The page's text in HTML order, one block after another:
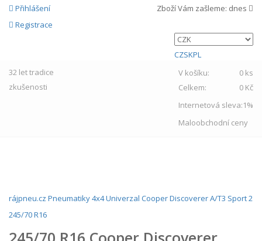
Přihlášení
Registrace
Zboží Vám zašleme: dnes
CZSKPL
32 lettradice
zkušenosti
V košíku:
0 ks
Celkem:
0 Kč
Internetová sleva:1%
Maloobchodní ceny
rájpneu.cz Pneumatiky4x4Univerzal CooperDiscoverer A/T3 Sport 2
245/70 R16